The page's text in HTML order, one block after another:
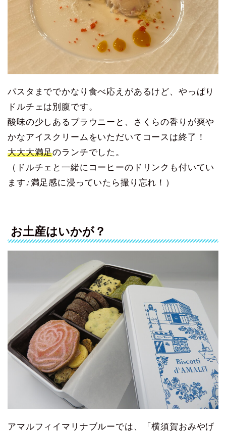
パスタまででかなり食べ応えがあるけど、やっぱり
ドルチェは別腹です。
酸味の少しあるブラウニーと、さくらの香りが爽や
かなアイスクリームをいただいてコースは終了！
大大大満足のランチでした。
（ドルチェと一緒にコーヒーのドリンクも付いてい
ます♪満足感に浸っていたら撮り忘れ！）
お土産はいかが？
アマルフィイマリナブルーでは、「横須賀おみやげ